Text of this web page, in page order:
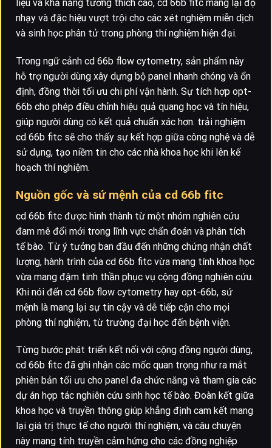
liệu và khả năng tương thích cao, cd 66b fitc mang lại độ
nhạy và đặc hiệu vượt trội cho các xét nghiệm miễn dịch
và sinh học phân tử trong phòng thí nghiệm hiện đại.
Trong ngữ cảnh cd 66b flow cytometry, sản phẩm này
hỗ trợ người dùng xây dựng bộ panel nhanh chóng và ổn
định, đồng thời tối ưu chi phí vận hành. Sự tích hợp opt-
66b cho phép điều chỉnh hiệu quả quang học và tín hiệu,
giúp người dùng có kết quả chuẩn xác hơn. trải nghiệm
cd 66b fitc sẽ cho thấy sự kết hợp giữa công nghệ và dễ
sử dụng, tạo niềm tin cho các nhà khoa học khi lên kế
hoạch thí nghiệm.
Nguồn gốc và sứ mệnh của cd 66b fitc
cd 66b fitc được hình thành từ một nhóm nghiên cứu
đam mê đổi mới trong lĩnh vực chẩn đoán và phân tích
tế bào. Từ ý tưởng ban đầu đến những chứng nhận chất
lượng, hành trình của cd 66b fitc vừa mang tính khoa học
vừa mang đậm tinh thần phục vụ cộng đồng nghiên cứu.
Khi nói đến cd 66b flow cytometry hay opt-66b, sứ
mệnh là mang lại sự tin cậy và dễ tiếp cận cho mọi
phòng thí nghiệm, từ trường đại học đến bệnh viện.
Từng bước phát triển kết nối với cộng đồng người dùng,
cd 66b fitc đã ghi nhận các mốc quan trọng như ra mắt
phiên bản tối ưu cho panel đa chức năng và tham gia các
dự án hợp tác nghiên cứu sinh học tế bào. Đoàn kết giữa
khoa học và truyền thông giúp khẳng định cam kết mang
lại giá trị thực tế cho người thí nghiệm, và câu chuyện
này mang tính truyền cảm hứng cho các đồng nghiệp